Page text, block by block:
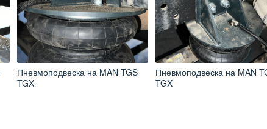
Пневмоподвеска на MAN TGS
TGX
Пневмоподвеска на MAN
TGX